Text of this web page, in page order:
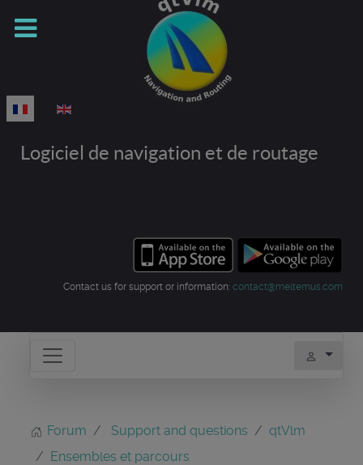
Sélectionnez votre langue
Logiciel de navigation et de routage
Contact us for support or information: contact@meltemus.com
Forum Support and questions
qtVlm
Ensembles et parcours